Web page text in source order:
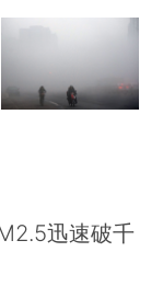
迅速破千